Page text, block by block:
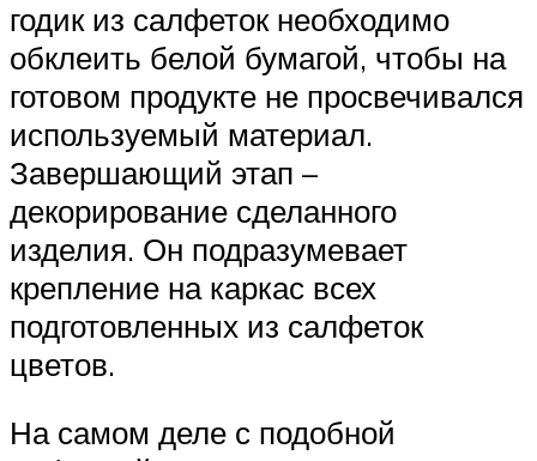
годик из салфеток необходимо
обклеить белой бумагой, чтобы на
готовом продукте не просвечивался
используемый материал.
Завершающий этап –
декорирование сделанного
изделия. Он подразумевает
крепление на каркас всех
подготовленных из салфеток
цветов.
На самом деле с подобной